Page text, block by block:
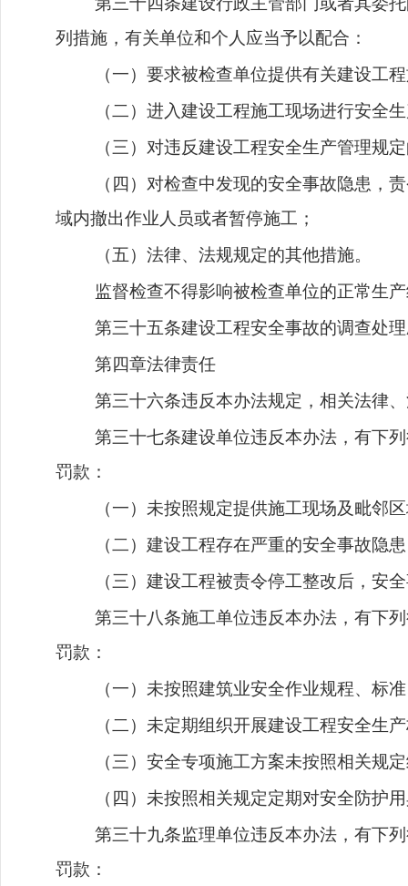
列措施，有关单位和个人应当予以配合：
（一）要求被检查单位提供有关建设工
（二）进入建设工程施工现场进行安全
（三）对违反建设工程安全生产管理规
（四）对检查中发现的安全事故隐患，
域内撤出作业人员或者暂停施工；
（五）法律、法规规定的其他措施。
监督检查不得影响被检查单位的正常生
第三十五条建设工程安全事故的调查处
第四章法律责任
第三十六条违反本办法规定，相关法律
第三十七条建设单位违反本办法，有下
罚款：
（一）未按照规定提供施工现场及毗邻
（二）建设工程存在严重的安全事故隐
（三）建设工程被责令停工整改后，安
第三十八条施工单位违反本办法，有下
罚款：
（一）未按照建筑业安全作业规程、标
（二）未定期组织开展建设工程安全生
（三）安全专项施工方案未按照相关规
（四）未按照相关规定定期对安全防护
第三十九条监理单位违反本办法，有下
罚款：